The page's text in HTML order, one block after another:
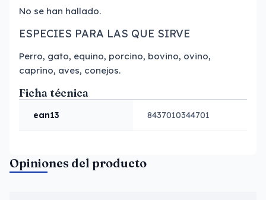
No se han hallado.
ESPECIES PARA LAS QUE SIRVE
Perro, gato, equino, porcino, bovino, ovino,
caprino, aves, conejos.
Ficha técnica
ean13 8437010344701
Opiniones del producto